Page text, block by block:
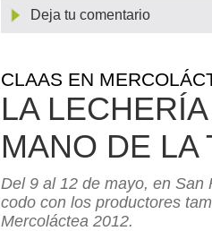
Deja tu comentario
CLAAS EN
LA
MANO DE LA
Del 9 al 12 de mayo, en San
codo con los productores
Mercoláctea 2012.